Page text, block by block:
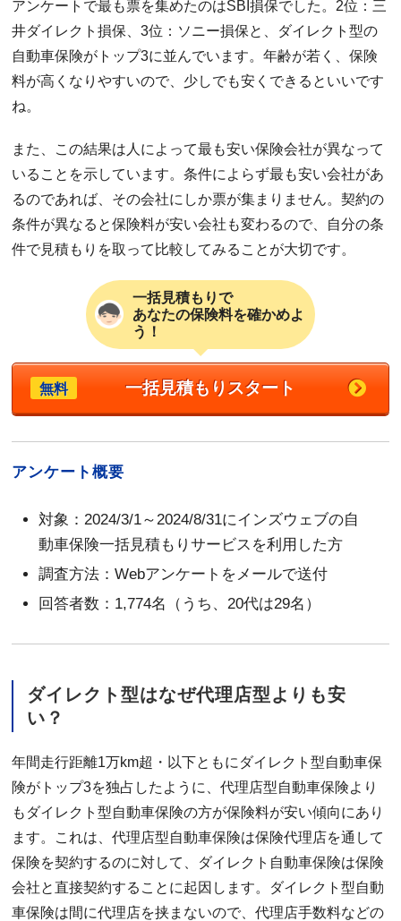
アンケートで最も票を集めたのはSBI損保でした。2位：三
井ダイレクト損保、3位：ソニー損保と、ダイレクト型の
自動車保険がトップ3に並んでいます。年齢が若く、保険
料が高くなりやすいので、少しでも安くできるといいです
ね。
また、この結果は人によって最も安い保険会社が異なって
いることを示しています。条件によらず最も安い会社があ
るのであれば、その会社にしか票が集まりません。契約の
条件が異なると保険料が安い会社も変わるので、自分の条
件で見積もりを取って比較してみることが大切です。
一括見積もりで
あなたの保険料を確かめよ
う！
無料 一括見積もりスタート
アンケート概要
対象：2024/3/1～2024/8/31にインズウェブの自
動車保険一括見積もりサービスを利用した方
調査方法：Webアンケートをメールで送付
回答者数：1,774名（うち、20代は29名）
ダイレクト型はなぜ代理店型よりも安
い？
年間走行距離1万km超・以下ともにダイレクト型自動車保
険がトップ3を独占したように、代理店型自動車保険より
もダイレクト型自動車保険の方が保険料が安い傾向にあり
ます。これは、代理店型自動車保険は保険代理店を通して
保険を契約するのに対して、ダイレクト自動車保険は保険
会社と直接契約することに起因します。ダイレクト型自動
車保険は間に代理店を挟まないので、代理店手数料などの